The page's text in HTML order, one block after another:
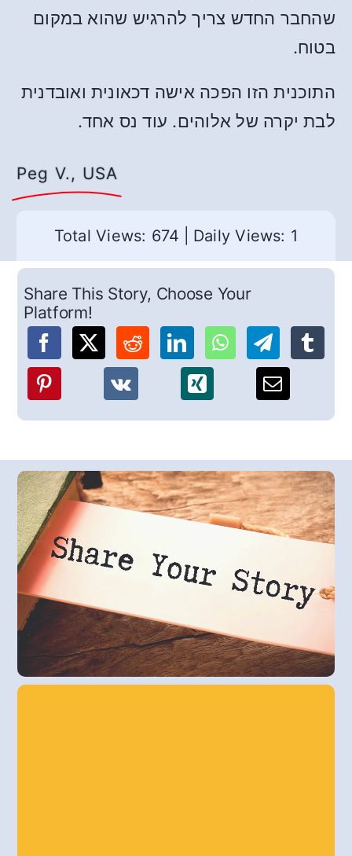
שהחבר החדש צריך להרגיש שהוא במקום
בטוח.
התוכנית הזו הפכה אישה דכאונית ואובדנית
לבת יקרה של אלוהים. עוד נס אחד.
Peg V., USA
Total Views: 674 Daily Views: 1
Share This Story, Choose Your
Platform!